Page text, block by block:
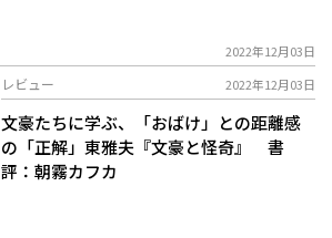
2022年12月03日
レビュー 2022年12月03日
文豪たちに学ぶ、「おばけ」との距離感
の「正解」――東雅夫『文豪と怪奇』 書
評：朝霧カフカ